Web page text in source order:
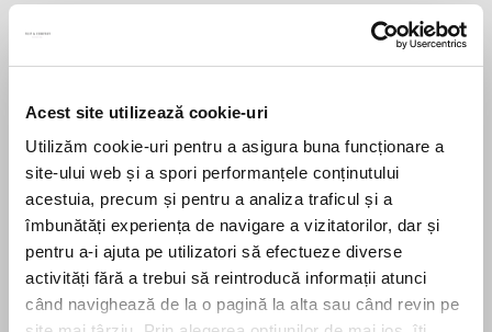
Acest site utilizează cookie-uri
Utilizăm cookie-uri pentru a asigura buna funcționare a
site-ului web și a spori performanțele conținutului
acestuia, precum și pentru a analiza traficul și a
îmbunătăți experiența de navigare a vizitatorilor, dar și
pentru a-i ajuta pe utilizatori să efectueze diverse
activități fără a trebui să reintroducă informații atunci
când navighează de la o pagină la alta sau când revin pe
Leave us a message